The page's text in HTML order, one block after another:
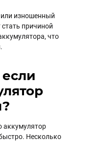
изношенный
причиной
что
аккумулятор
Несколько